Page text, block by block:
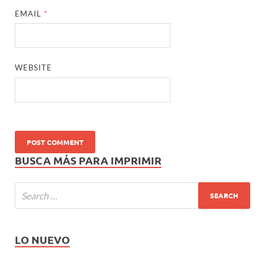
EMAIL *
WEBSITE
BUSCA MÁS PARA IMPRIMIR
LO NUEVO